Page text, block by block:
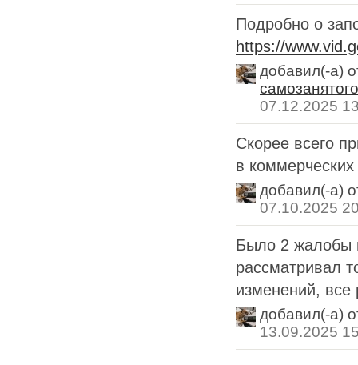
Подробно о
https://
добавил(-а)
самозанятого
07.12.2025
Скорее всего
в
добавил(-а)
07.10.2025
Было 2 жалобы
рассматривал
изменений, все
добавил(-а)
13.09.2025